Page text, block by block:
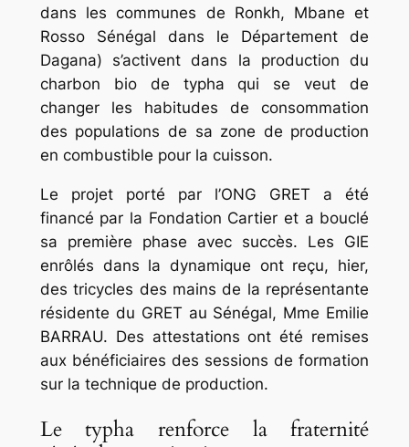
dans les communes de Ronkh, Mbane et
Rosso Sénégal dans le Département de
Dagana) s’activent dans la production du
charbon bio de typha qui se veut de
changer les habitudes de consommation
des populations de sa zone de production
en combustible pour la cuisson.
Le projet porté par l’ONG GRET a été
financé par la Fondation Cartier et a bouclé
sa première phase avec succès. Les GIE
enrôlés dans la dynamique ont reçu, hier,
des tricycles des mains de la représentante
résidente du GRET au Sénégal, Mme Emilie
BARRAU. Des attestations ont été remises
aux bénéficiaires des sessions de formation
sur la technique de production.
Le typha renforce la fraternité